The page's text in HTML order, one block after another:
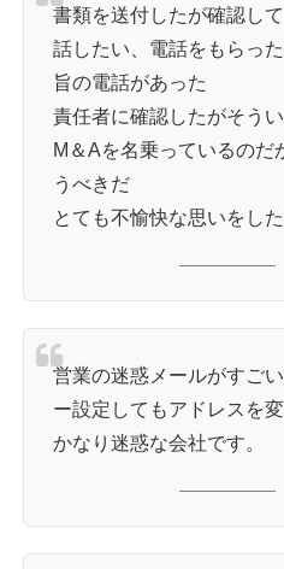
書類を送付したが確認し
話したい、電話をもらっ
旨の電話があった
責任者に確認したがそう
M＆Aを名乗っているのだ
うべきだ
とても不愉快な思いをした
営業の迷惑メールがすご
ー設定してもアドレスを
かなり迷惑な会社です。